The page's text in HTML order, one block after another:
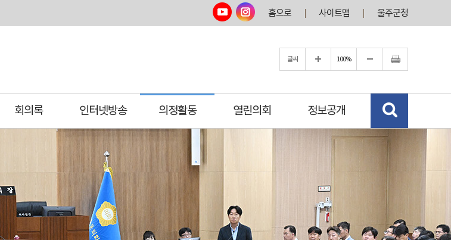
홈으로 사이트맵 울주군청
글씨 100%
회의록 인터넷방송 의정활동 열린의회 정보공개